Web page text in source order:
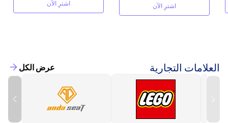
اشترِ الآن اشترِ الآن
العلامات التجارية عرض الكل